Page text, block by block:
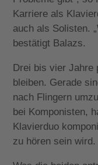
Karriere als
auch als Solisten.
bestätigt Balazs.
Drei bis vier Jahre
bleiben. Gerade
nach Flingern
bei Komponisten,
Klavierduo
zu hören sein wird.